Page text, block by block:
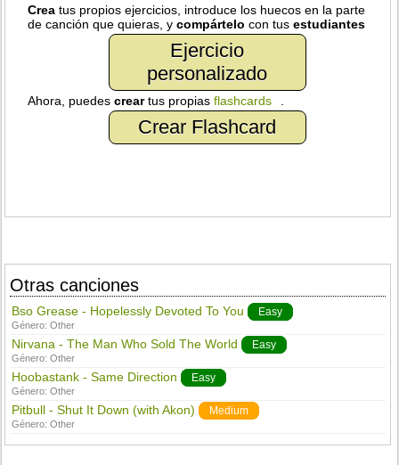
Crea tus propios ejercicios, introduce los huecos en la parte
de canción que quieras, ycompártelo con tusestudiantes
Ejercicio
personalizado
Ahora, puedescreartus propiasflashcards
Crear Flashcard
Otras canciones
Bso Grease - Hopelessly Devoted To You Easy
Género:Other
Nirvana - The Man Who Sold The World Easy
Género:Other
Hoobastank - Same Direction Easy
Género:Other
Pitbull - Shut It Down (with Akon) Medium
Género:Other